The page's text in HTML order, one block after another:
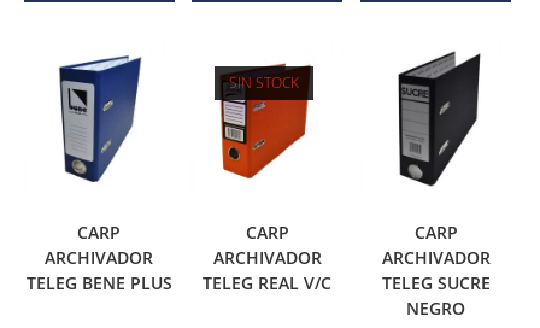
CARP
ARCHIVADOR
TELEG BENE PLUS
SIN STOCK
CARP
ARCHIVADOR
TELEG REAL V/C
CARP
ARCHIVADOR
TELEG SUCRE
NEGRO